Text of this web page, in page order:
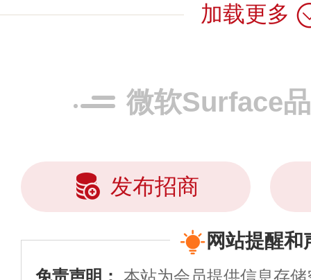
存储服务...
加载更多
微软Surface
发布招商
网站提醒和
免责声明： 本站为会员提供信息存